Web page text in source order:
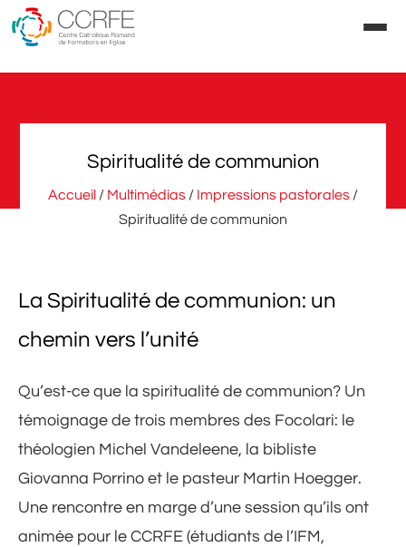
Aller
au
Spiritualité de communion
Accueil / Multimédias / Impressions pastorales /
Spiritualité de communion
La Spiritualité de communion: un
chemin vers l’unité
Qu’est-ce que la spiritualité de communion? Un
témoignage de trois membres des Focolari: le
théologien Michel Vandeleene, la bibliste
Giovanna Porrino et le pasteur Martin Hoegger.
Une rencontre en marge d’une session qu’ils ont
animée pour le CCRFE (étudiants de l’IFM,